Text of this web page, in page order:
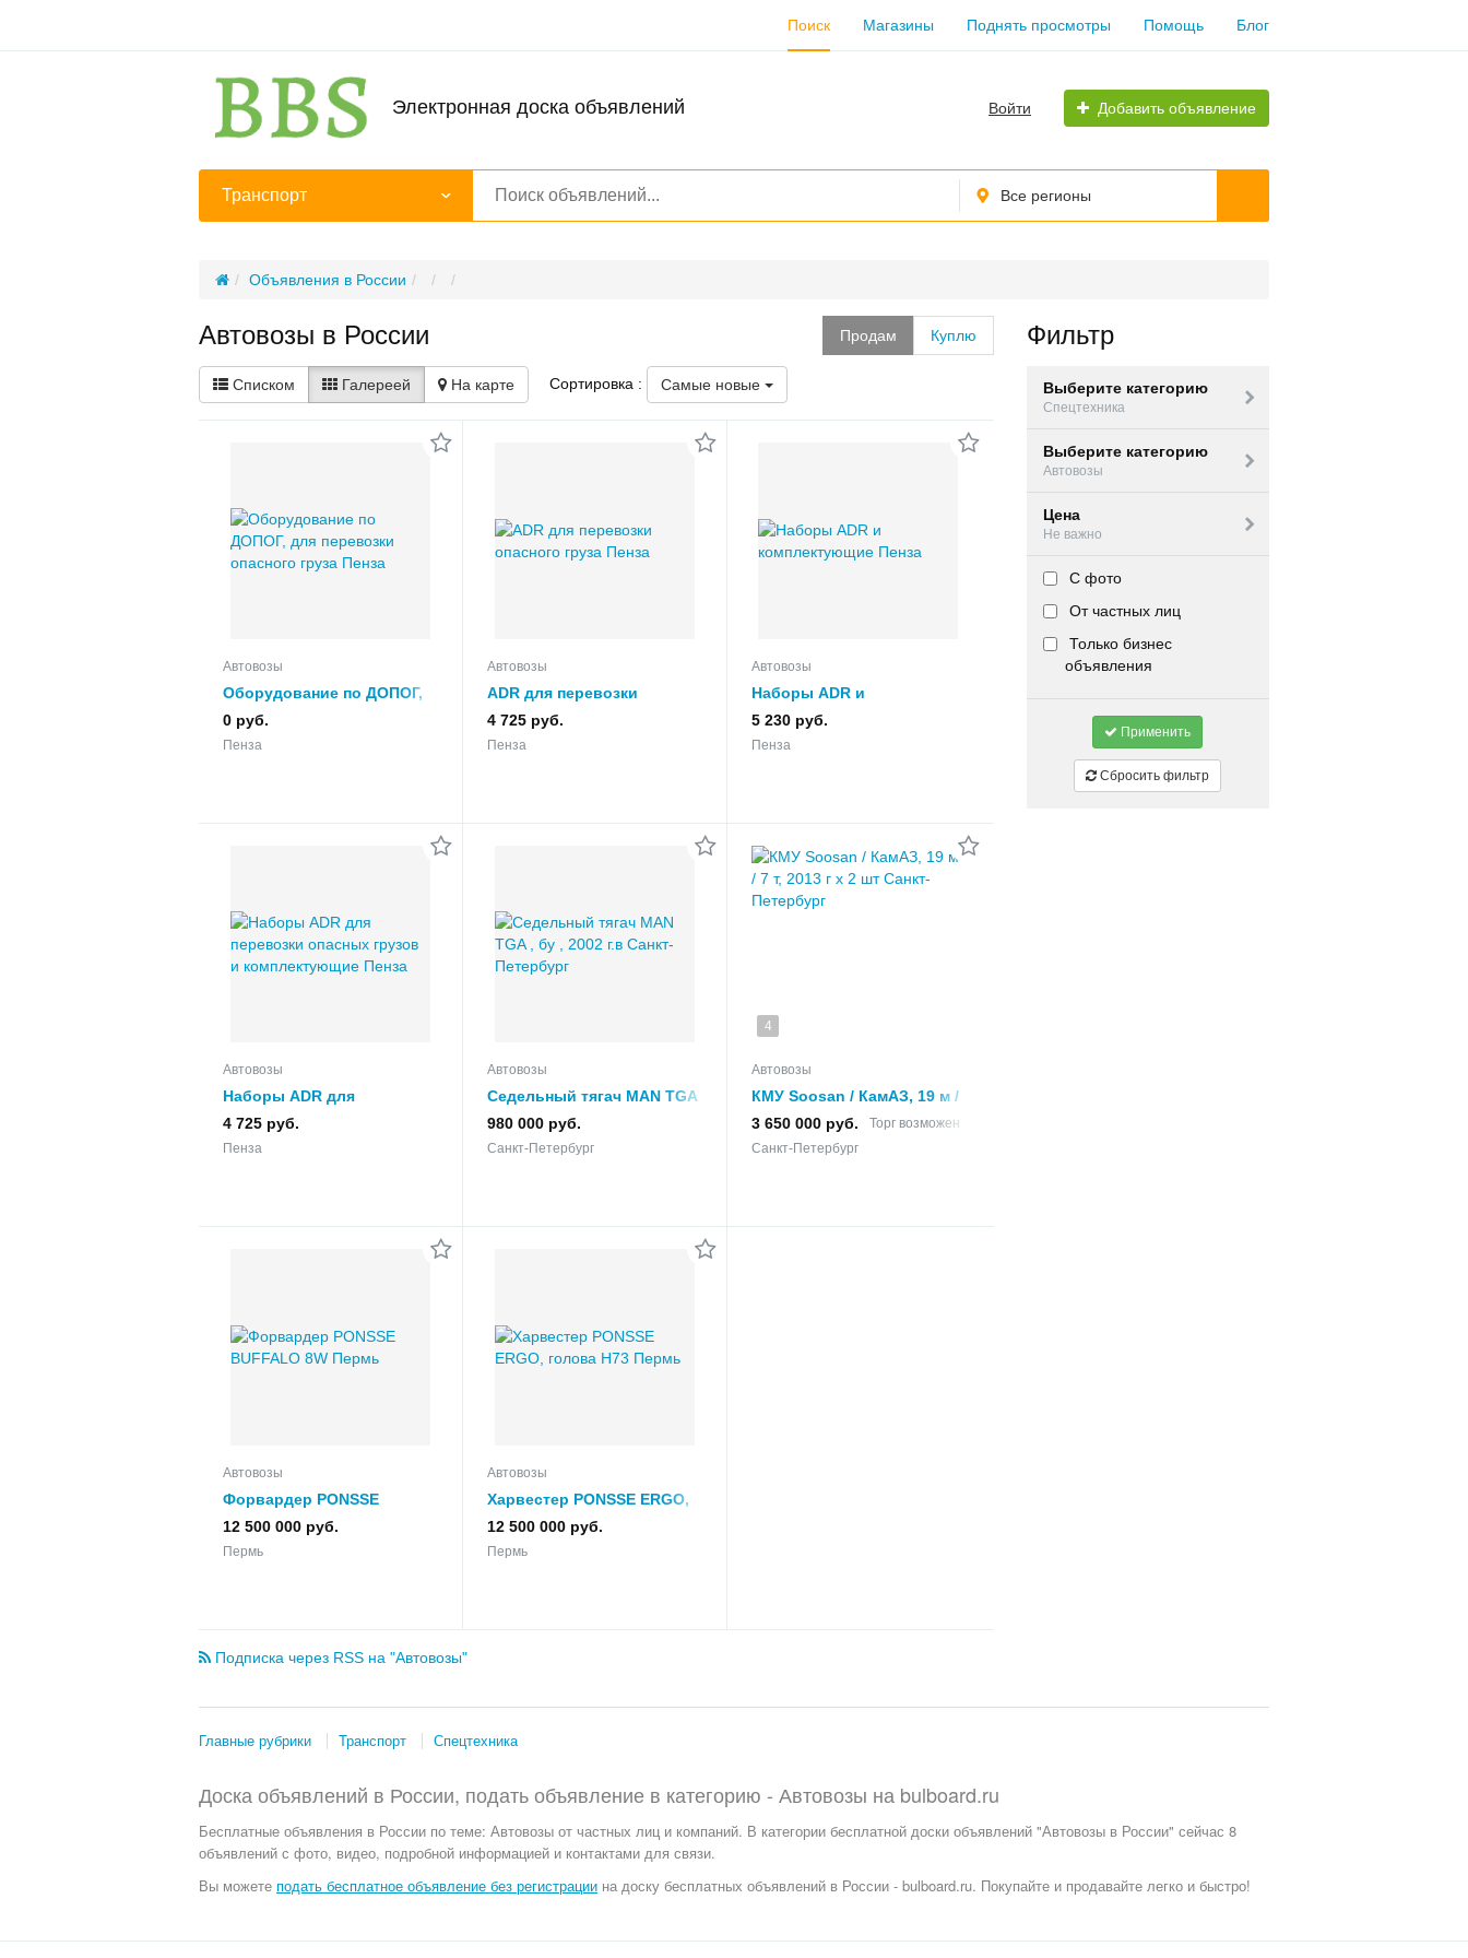
Поиск Магазины Поднять просмотры Помощь Блог
Электронная доска объявлений Войти Добавить объявление
Транспорт Все регионы
Объявления в России
Продам Куплю
Автовозы в России
Списком Галереей На карте Сортировка : Самые новые
Автовозы
Оборудование по ДОПОГ,
для перевозки опасного
груза
0 руб.
Пенза
Автовозы
ADR для перевозки
опасного груза
4 725 руб.
Пенза
Автовозы
Наборы ADR и
комплектующие
5 230 руб.
Пенза
Автовозы
Наборы ADR для
перевозки опасных грузов
и комплектующие
4 725 руб.
Пенза
Автовозы
Седельный тягач MAN TGA
, бу , 2002 г.в
980 000 руб.
Санкт-Петербург
4
Автовозы
КМУ Soosan / КамАЗ, 19 м /
7 т, 2013 г х 2 шт
3 650 000 руб.
Торг возможен
Санкт-Петербург
Автовозы
Форвардер PONSSE
BUFFALO 8W
12 500 000 руб.
Пермь
Автовозы
Харвестер PONSSE ERGO,
голова Н73
12 500 000 руб.
Пермь
Подписка через RSS на "Автовозы"
Фильтр
Выберите категорию
Спецтехника
Выберите категорию
Автовозы
Цена
Не важно
С фото
От частных лиц
Только бизнес
объявления
Применить
Сбросить фильтр
Главные рубрики Транспорт Спецтехника
Доска объявлений в России, подать объявление в категорию - Автовозы на bulboard.ru
Бесплатные объявления в России по теме: Автовозы от частных лиц и компаний. В категории бесплатной доски объявлений "Автовозы в России" сейчас 8
объявлений с фото, видео, подробной информацией и контактами для связи.
Вы можете подать бесплатное объявление без регистрации на доску бесплатных объявлений в России - bulboard.ru. Покупайте и продавайте легко и быстро!